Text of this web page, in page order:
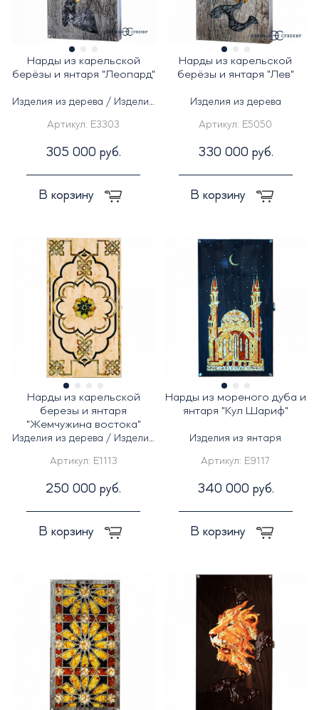
Нарды из карельской
берёзы и янтаря "Леопард"
Изделия из дерева / Изделия
Артикул: E3303
305 000 руб.
В корзину
Нарды из карельской
берёзы и янтаря "Лев"
Изделия из дерева
Артикул: E5050
330 000 руб.
В корзину
Нарды из карельской
березы и янтаря
"Жемчужина востока"
Изделия из дерева / Изделия
Артикул: E1113
250 000 руб.
В корзину
Нарды из мореного дуба и
янтаря "Кул Шариф"
Изделия из янтаря
Артикул: E9117
340 000 руб.
В корзину